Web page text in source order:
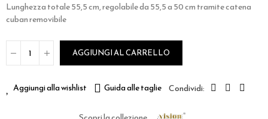
Lunghezza totale 55,5 cm, regolabile da 55,5 a 50 cm tramite catena
cuban removibile
AGGIUNGI AL CARRELLO
Aggiungi alla wishlist Guida alle taglie